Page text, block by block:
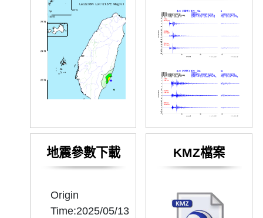
地震參數下載
Origin
Time:2025/05/13
KMZ檔案